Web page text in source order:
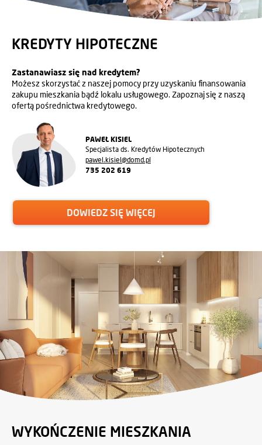
KREDYTY HIPOTECZNE
Zastanawiasz się nad kredytem?
Możesz skorzystać z naszej pomocy przy uzyskaniu finansowania
zakupu mieszkania bądź lokalu usługowego. Zapoznaj się z naszą
ofertą pośrednictwa kredytowego.
DOWIEDZ SIĘ WIĘCEJ
PAWEŁ KISIEL
Specjalista ds. Kredytów Hipotecznych
pawel.kisiel@domd.pl
735 202 619
WYKOŃCZENIE MIESZKANIA